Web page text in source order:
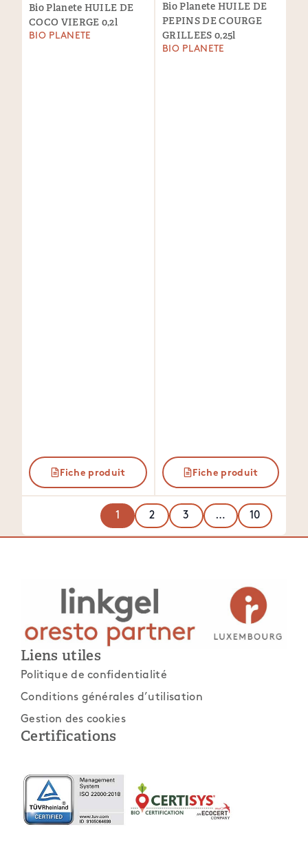
Bio Planete HUILE DE
COCO VIERGE 0,2l
BIO PLANETE
Fiche produit
Bio Planete HUILE DE
PEPINS DE COURGE
GRILLEES 0,25l
BIO PLANETE
Fiche produit
1 2 3 … 10
Liens utiles
Politique de confidentialité
Conditions générales d’utilisation
Gestion des cookies
Certifications